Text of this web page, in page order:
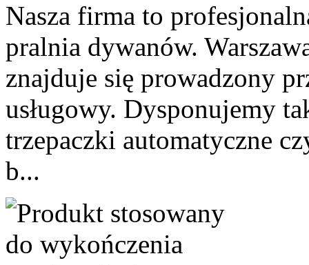
Nasza firma to
pralnia dywanów.
znajduje się prowadzony
usługowy. Dysponujemy
trzepaczki automatyczne
b...